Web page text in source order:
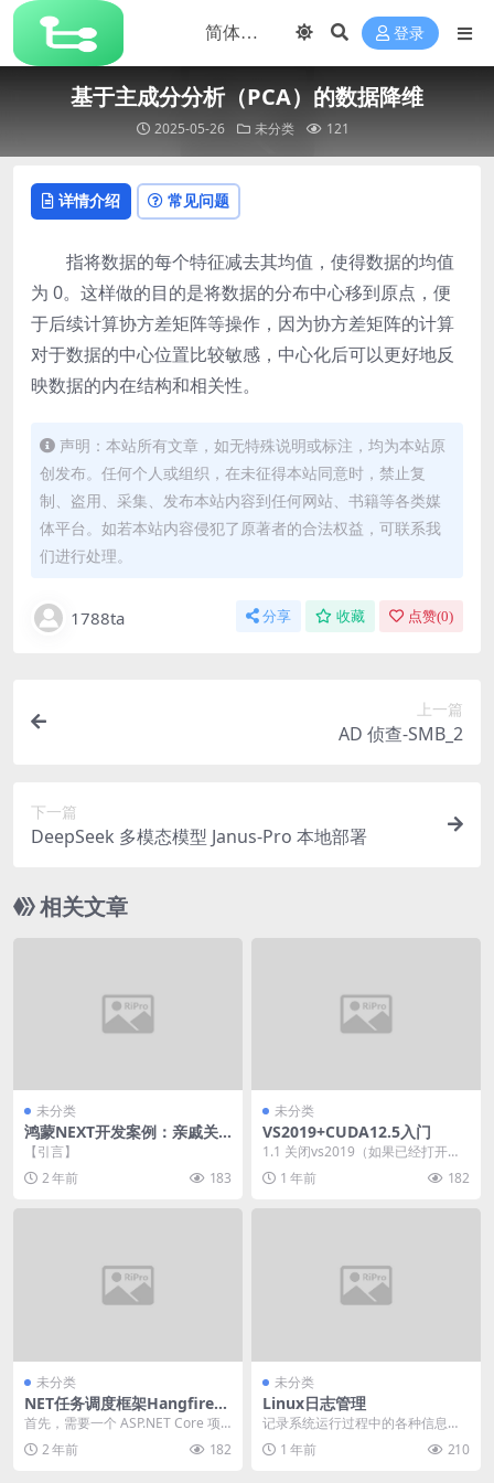
登录
基于主成分分析（PCA）的数据降维
2025-05-26 未分类 121
详情介绍 常见问题
指将数据的每个特征减去其均值，使得数据的均值
为 0。这样做的目的是将数据的分布中心移到原点，便
于后续计算协方差矩阵等操作，因为协方差矩阵的计算
对于数据的中心位置比较敏感，中心化后可以更好地反
映数据的内在结构和相关性。
声明：本站所有文章，如无特殊说明或标注，均为本站原
创发布。任何个人或组织，在未征得本站同意时，禁止复
制、盗用、采集、发布本站内容到任何网站、书籍等各类媒
体平台。如若本站内容侵犯了原著者的合法权益，可联系我
们进行处理。
1788ta 分享 收藏 点赞(0)
上一篇
AD 侦查-SMB_2
下一篇
DeepSeek 多模态模型 Janus-Pro 本地部署
相关文章
未分类
鸿蒙NEXT开发案例：亲戚关
系计算器
【引言】
2 年前
183
未分类
VS2019+CUDA12.5入门
1.1 关闭vs2019（如果已经打开）
1.2 检查CUDA安装路径C:\Pr...
1 年前 182
未分类
NET任务调度框架Hangfire使
用指南
首先，需要一个 ASP.NET Core 项
目。通过 NuGet 安装 Hang...
2 年前 182
未分类
Linux日志管理
记录系统运行过程中的各种信息，
包括硬件设备的检测、内核消息、
服务启动和停止的状态...
1 年前 210